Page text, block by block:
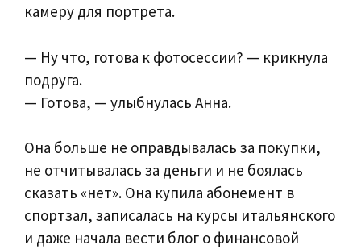
камеру для портрета.
— Ну что, готова к фотосессии? — крикнула
подруга.
— Готова, — улыбнулась Анна.
Она больше не оправдывалась за покупки,
не отчитывалась за деньги и не боялась
сказать «нет». Она купила абонемент в
спортзал, записалась на курсы итальянского
и даже начала вести блог о финансовой